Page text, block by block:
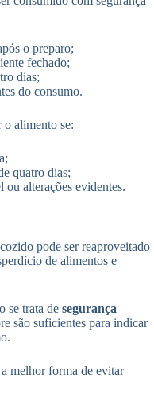
o preparo;
fechado;
dias;
do consumo.
o alimento se:
quatro dias;
ou alterações evidentes.
pode ser reaproveitado
de alimentos e
se trata de segurança
são suficientes para indicar
melhor forma de evitar